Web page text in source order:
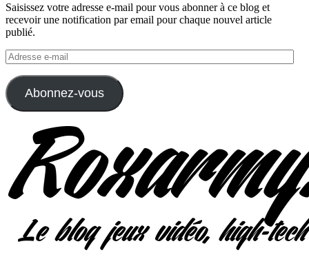
Saisissez votre adresse e-mail pour vous abonner à ce blog et
recevoir une notification par email pour chaque nouvel article
publié.
Adresse
e-
mail
Abonnez-vous